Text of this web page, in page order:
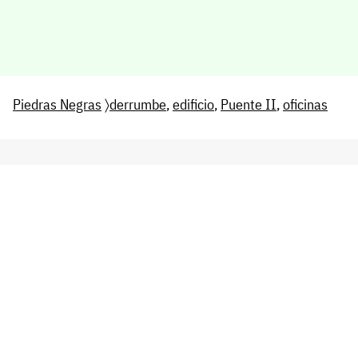
Piedras Negras 〉derrumbe,edificio, Puente II,oficinas